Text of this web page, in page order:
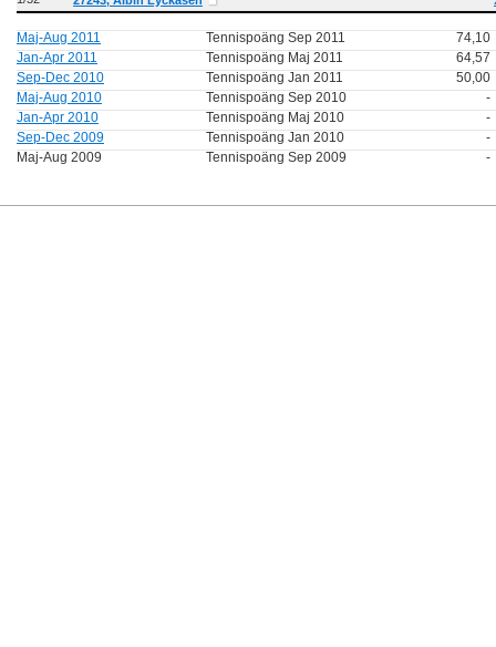
Maj-Aug 2011 Tennispoäng Sep 2011
74,10
Jan-Apr 2011
Tennispoäng Maj 2011
64,57
Sep-Dec 2010
Tennispoäng Jan 2011
50,00
Maj-Aug 2010
Tennispoäng Sep 2010
-
Jan-Apr 2010
Tennispoäng Maj 2010
-
Sep-Dec 2009
Tennispoäng Jan 2010
-
Maj-Aug 2009
Tennispoäng Sep 2009 -